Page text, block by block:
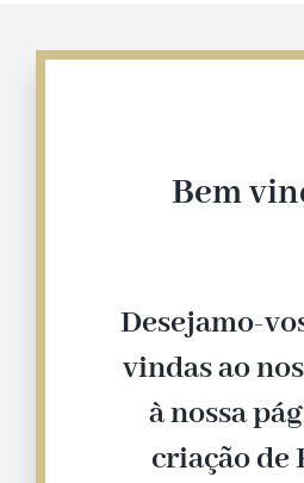
Bem
Desejamo-
vindas ao
à nossa
criação de